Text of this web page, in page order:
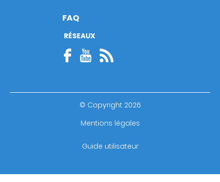
FAQ
RÉSEAUX
© Copyright 2026
Mentions légales
Guide utilisateur